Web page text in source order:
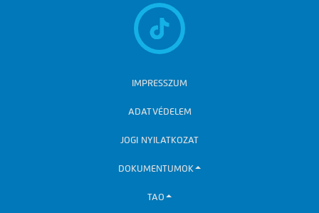
IMPRESSZUM
ADATVÉDELEM
JOGI NYILATKOZAT
DOKUMENTUMOK
TAO